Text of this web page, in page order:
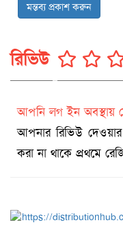
মন্তব্য প্রকাশ করুন
রিভিউ
আপনি লগ ইন অবস্থায়
আপনার রিভিউ
করা না থাকে প্রথমে